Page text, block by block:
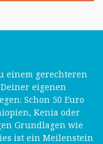
einem gerechteren
eigenen
Schon 50 Euro
Kenia oder
Grundlagen wie
ist ein Meilenstein